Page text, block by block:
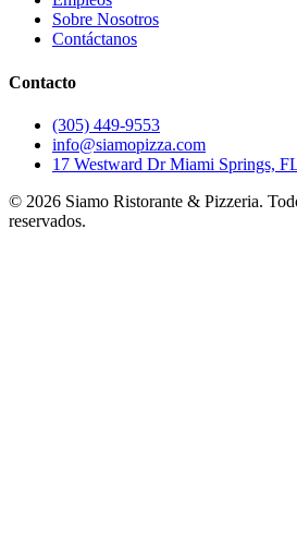
Sobre Nosotros
Contáctanos
Contacto
(305) 449-9553
info@siamopizza.com
17 Westward Dr Miami Springs,
© 2026 Siamo Ristorante & Pizzeria.
reservados.